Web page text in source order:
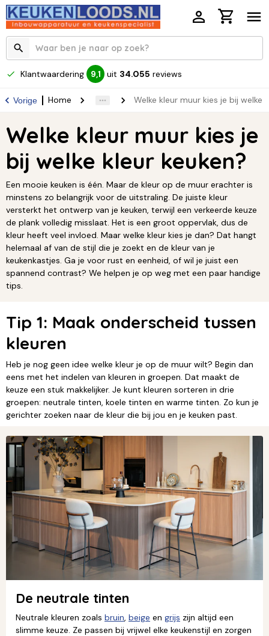
Klantwaardering 9,1 uit 34.055 reviews
Vorige Home Welke kleur muur kies je bij welke
Welke kleur muur kies je
bij welke kleur keuken?
Een mooie keuken is één. Maar de kleur op de muur erachter is
minstens zo belangrijk voor de uitstraling. De juiste kleur
versterkt het ontwerp van je keuken, terwijl een verkeerde keuze
de plank volledig misslaat. Het is een groot oppervlak, dus de
kleur heeft veel invloed. Maar welke kleur kies je dan? Dat hangt
helemaal af van de stijl die je zoekt en de kleur van je
keukenkastjes. Ga je voor rust en eenheid, of wil je juist een
spannend contrast? We helpen je op weg met een paar handige
tips.
Tip 1: Maak onderscheid tussen
kleuren
Heb je nog geen idee welke kleur je op de muur wilt? Begin dan
eens met het indelen van kleuren in groepen. Dat maakt de
keuze een stuk makkelijker. Je kunt kleuren sorteren in drie
groepen: neutrale tinten, koele tinten en warme tinten. Zo kun je
gerichter zoeken naar de kleur die bij jou en je keuken past.
De neutrale tinten
Neutrale kleuren zoals bruin, beige en grijs zijn altijd een
slimme keuze. Ze passen bij vrijwel elke keukenstijl en zorgen